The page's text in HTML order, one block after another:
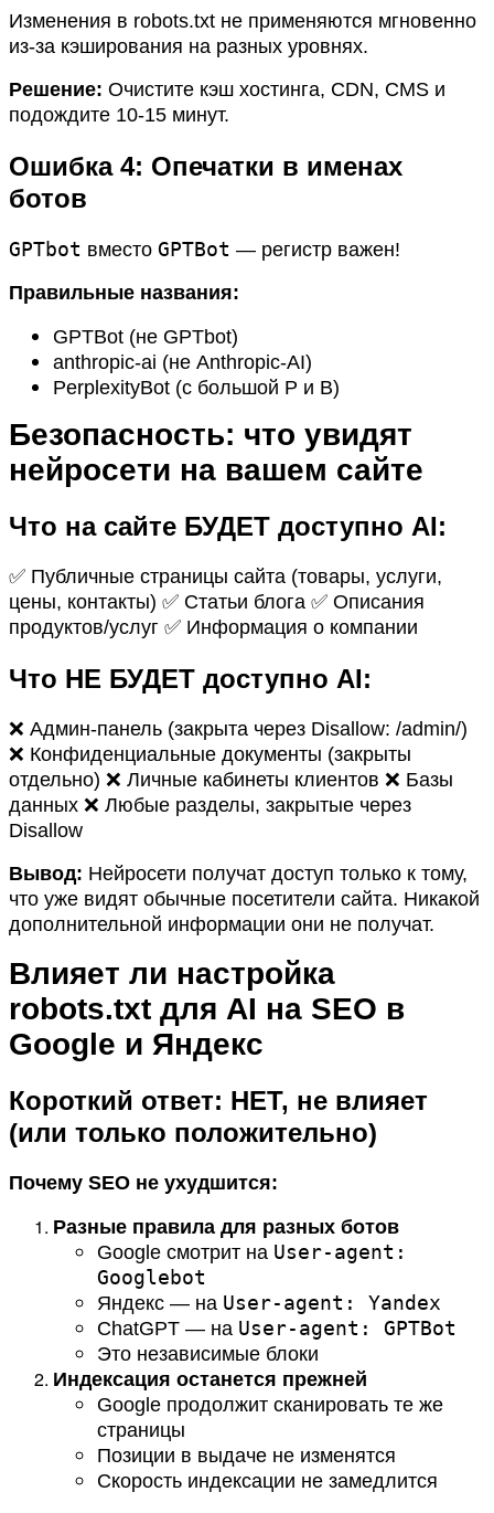
Изменения в robots.txt не применяются мгновенно
из-за кэширования на разных уровнях.
Решение: Очистите кэш хостинга, CDN, CMS и
подождите 10-15 минут.
Ошибка 4: Опечатки в именах
ботов
GPTbot вместо GPTBot — регистр важен!
Правильные названия:
GPTBot (не GPTbot)
anthropic-ai (не Anthropic-AI)
PerplexityBot (с большой P и B)
Безопасность: что увидят
нейросети на вашем сайте
Что на сайте БУДЕТ доступно AI:
✅ Публичные страницы сайта (товары, услуги,
цены, контакты) ✅ Статьи блога ✅ Описания
продуктов/услуг ✅ Информация о компании
Что НЕ БУДЕТ доступно AI:
❌ Админ-панель (закрыта через Disallow: /admin/)
❌ Конфиденциальные документы (закрыты
отдельно) ❌ Личные кабинеты клиентов ❌ Базы
данных ❌ Любые разделы, закрытые через
Disallow
Вывод: Нейросети получат доступ только к тому,
что уже видят обычные посетители сайта. Никакой
дополнительной информации они не получат.
Влияет ли настройка
robots.txt для AI на SEO в
Google и Яндекс
Короткий ответ: НЕТ, не влияет
(или только положительно)
Почему SEO не ухудшится:
Разные правила для разных ботов
Google смотрит на User-agent:
Googlebot
Яндекс — на User-agent: Yandex
ChatGPT — на User-agent: GPTBot
Это независимые блоки
Индексация останется прежней
Google продолжит сканировать те же
страницы
Позиции в выдаче не изменятся
Скорость индексации не замедлится